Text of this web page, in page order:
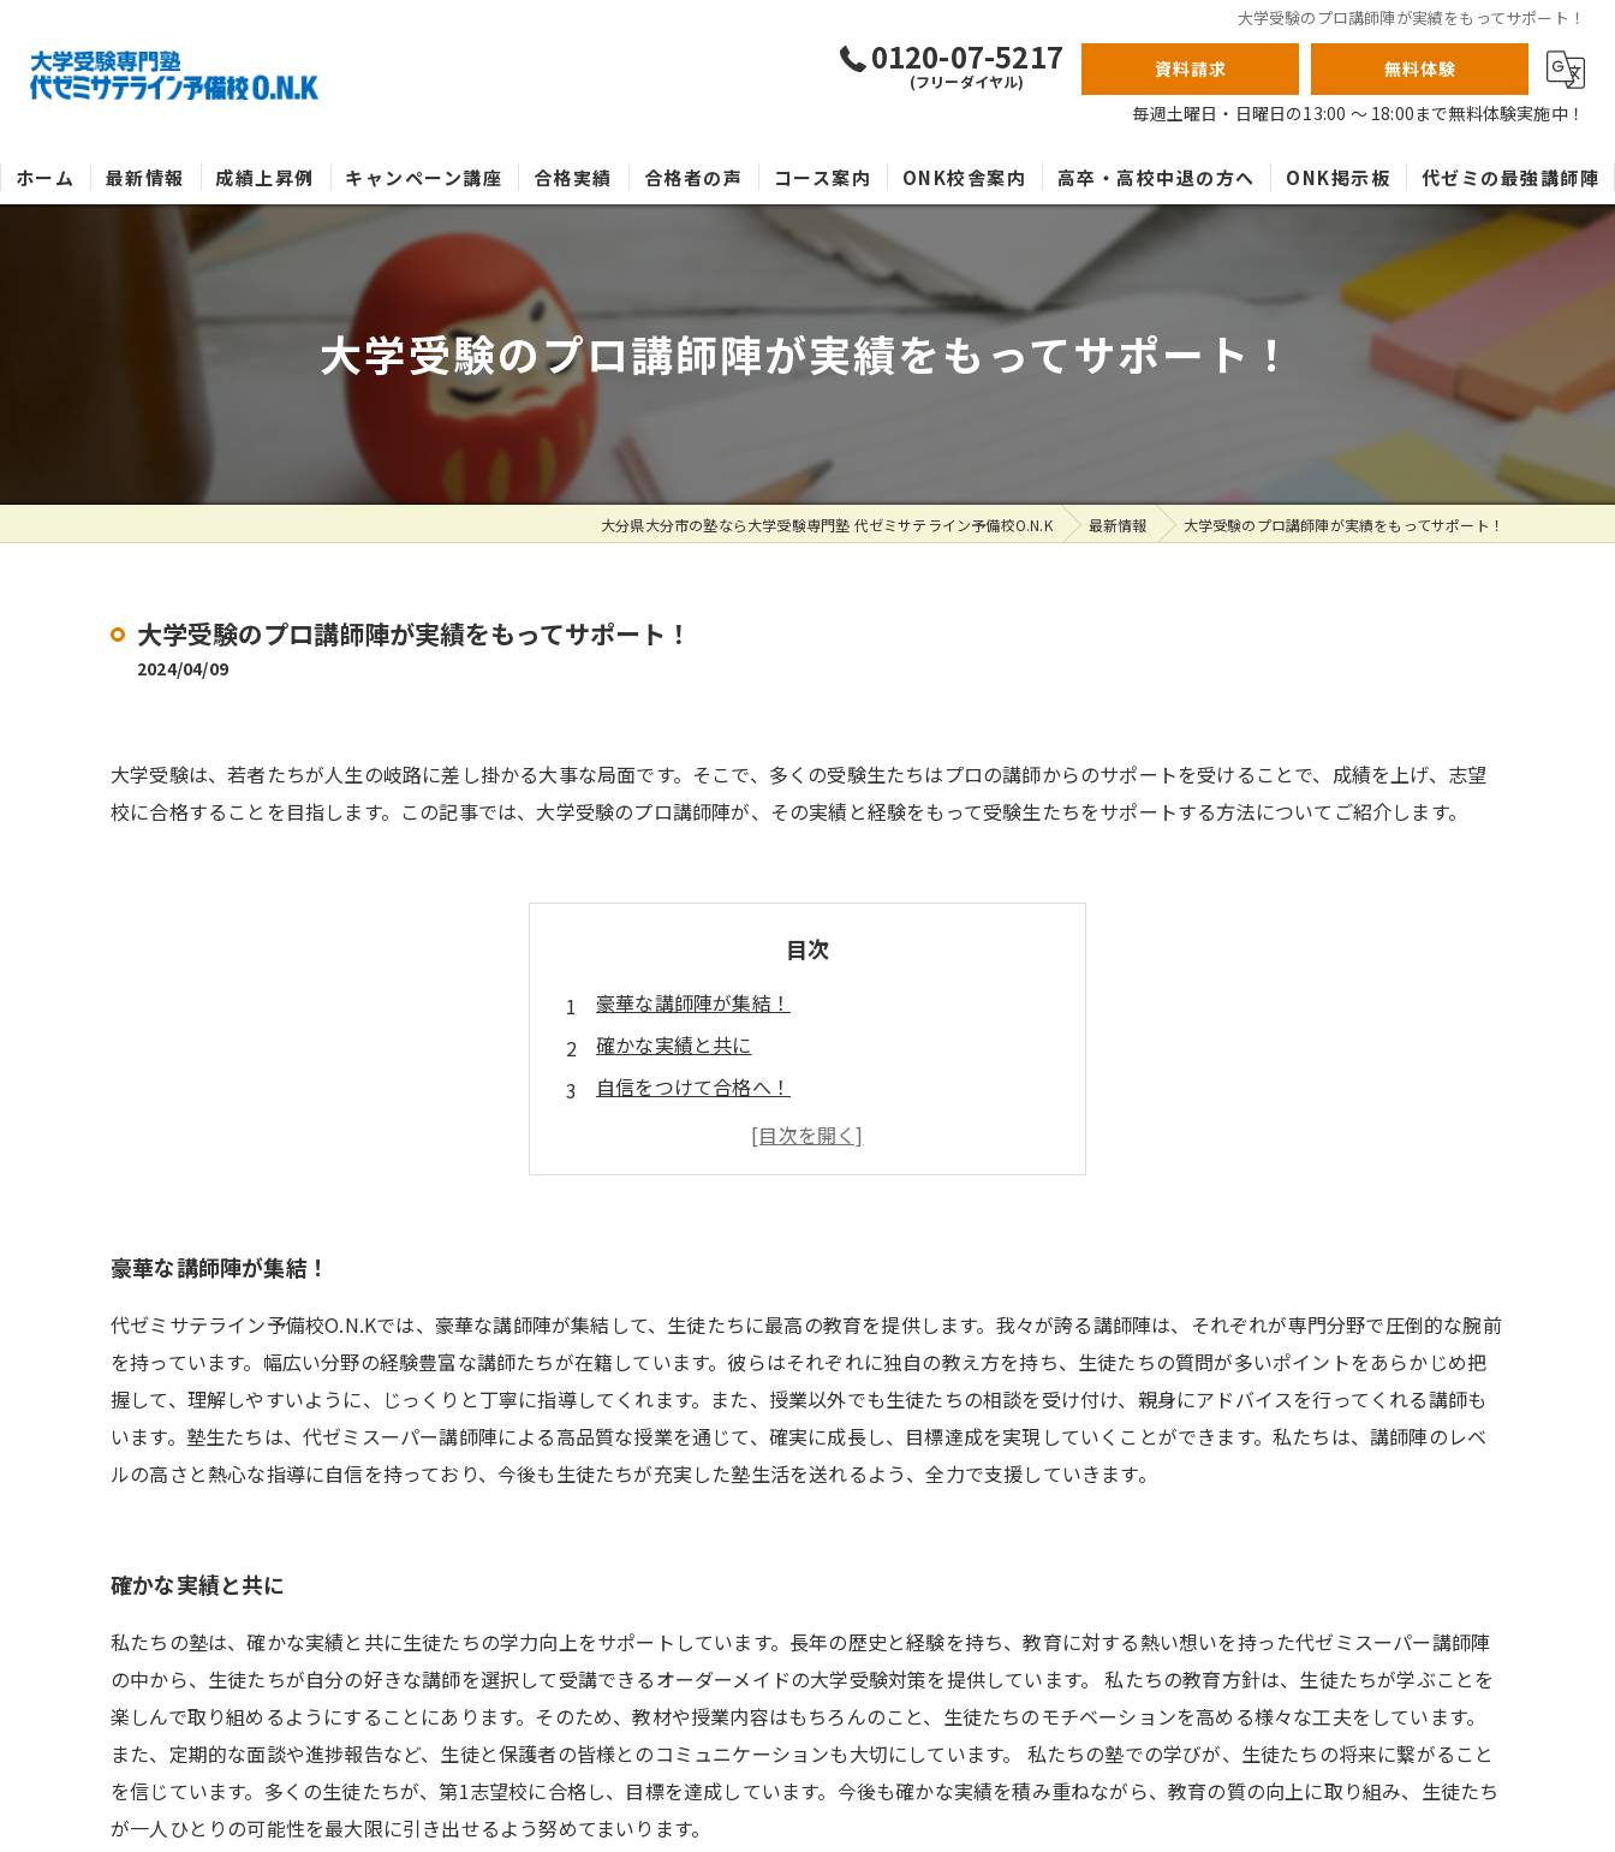
大学受験のプロ講師陣が実績をもってサポート！
0120-07-5217
(フリーダイヤル)
資料請求
無料体験
毎週土曜日・日曜日の13:00 ～ 18:00まで無料体験実施中！
ホーム 最新情報 成績上昇例 キャンペーン講座 合格実績 合格者の声 コース案内 ONK校舎案内 高卒・高校中退の方へ ONK掲示板 代ゼミの最強講師陣
大学受験のプロ講師陣が実績をもってサポート！
大分県大分市の塾なら大学受験専門塾 代ゼミサテライン予備校O.N.K 最新情報 大学受験のプロ講師陣が実績をもってサポート！
大学受験のプロ講師陣が実績をもってサポート！
2024/04/09
大学受験は、若者たちが人生の岐路に差し掛かる大事な局面です。そこで、多くの受験生たちはプロの講師からのサポートを受けることで、成績を上げ、志望
校に合格することを目指します。この記事では、大学受験のプロ講師陣が、その実績と経験をもって受験生たちをサポートする方法についてご紹介します。
目次
豪華な講師陣が集結！
確かな実績と共に
自信をつけて合格へ！
高いレベルの指導で安心合格
経験豊富な講師陣がお待ちしています
豪華な講師陣が集結！
代ゼミサテライン予備校O.N.Kでは、豪華な講師陣が集結して、生徒たちに最高の教育を提供します。我々が誇る講師陣は、それぞれが専門分野で圧倒的な腕前
を持っています。幅広い分野の経験豊富な講師たちが在籍しています。彼らはそれぞれに独自の教え方を持ち、生徒たちの質問が多いポイントをあらかじめ把
握して、理解しやすいように、じっくりと丁寧に指導してくれます。また、授業以外でも生徒たちの相談を受け付け、親身にアドバイスを行ってくれる講師も
います。塾生たちは、代ゼミスーパー講師陣による高品質な授業を通じて、確実に成長し、目標達成を実現していくことができます。私たちは、講師陣のレベ
ルの高さと熱心な指導に自信を持っており、今後も生徒たちが充実した塾生活を送れるよう、全力で支援していきます。
確かな実績と共に
私たちの塾は、確かな実績と共に生徒たちの学力向上をサポートしています。長年の歴史と経験を持ち、教育に対する熱い想いを持った代ゼミスーパー講師陣
の中から、生徒たちが自分の好きな講師を選択して受講できるオーダーメイドの大学受験対策を提供しています。 私たちの教育方針は、生徒たちが学ぶことを
楽しんで取り組めるようにすることにあります。そのため、教材や授業内容はもちろんのこと、生徒たちのモチベーションを高める様々な工夫をしています。
また、定期的な面談や進捗報告など、生徒と保護者の皆様とのコミュニケーションも大切にしています。 私たちの塾での学びが、生徒たちの将来に繋がること
を信じています。多くの生徒たちが、第1志望校に合格し、目標を達成しています。今後も確かな実績を積み重ねながら、教育の質の向上に取り組み、生徒たち
が一人ひとりの可能性を最大限に引き出せるよう努めてまいります。